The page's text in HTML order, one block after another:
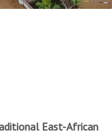
East-African